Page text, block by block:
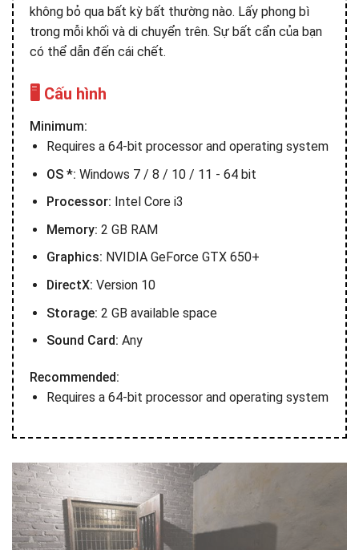
không bỏ qua bất kỳ bất thường nào. Lấy phong bì
trong mỗi khối và di chuyển trên. Sự bất cẩn của bạn
có thể dẫn đến cái chết.
🖥️ Cấu hình
Minimum:
Requires a 64-bit processor and operating system
OS *: Windows 7 / 8 / 10 / 11 - 64 bit
Processor: Intel Core i3
Memory: 2 GB RAM
Graphics: NVIDIA GeForce GTX 650+
DirectX: Version 10
Storage: 2 GB available space
Sound Card: Any
Recommended:
Requires a 64-bit processor and operating system